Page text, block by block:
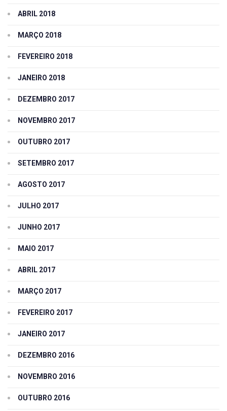
ABRIL 2018
MARÇO 2018
FEVEREIRO 2018
JANEIRO 2018
DEZEMBRO 2017
NOVEMBRO 2017
OUTUBRO 2017
SETEMBRO 2017
AGOSTO 2017
JULHO 2017
JUNHO 2017
MAIO 2017
ABRIL 2017
MARÇO 2017
FEVEREIRO 2017
JANEIRO 2017
DEZEMBRO 2016
NOVEMBRO 2016
OUTUBRO 2016